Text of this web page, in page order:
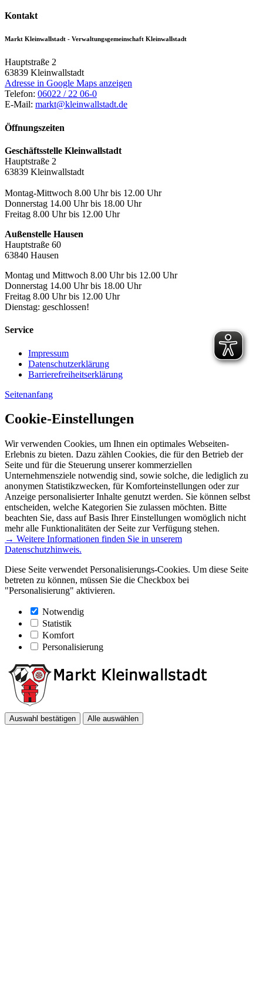
Kontakt
Markt Kleinwallstadt - Verwaltungsgemeinschaft Kleinwallstadt
Hauptstraße 2
63839 Kleinwallstadt
Adresse in Google Maps anzeigen
Telefon: 06022 / 22 06-0
E-Mail: markt@kleinwallstadt.de
Öffnungszeiten
Geschäftsstelle Kleinwallstadt
Hauptstraße 2
63839 Kleinwallstadt
Montag-Mittwoch 8.00 Uhr bis 12.00 Uhr
Donnerstag 14.00 Uhr bis 18.00 Uhr
Freitag 8.00 Uhr bis 12.00 Uhr
Außenstelle Hausen
Hauptstraße 60
63840 Hausen
Montag und Mittwoch 8.00 Uhr bis 12.00 Uhr
Donnerstag 14.00 Uhr bis 18.00 Uhr
Freitag 8.00 Uhr bis 12.00 Uhr
Dienstag: geschlossen!
Service
Impressum
Datenschutzerklärung
Barrierefreiheitserklärung
Seitenanfang
Cookie-Einstellungen
Wir verwenden Cookies, um Ihnen ein optimales Webseiten-
Erlebnis zu bieten. Dazu zählen Cookies, die für den Betrieb der
Seite und für die Steuerung unserer kommerziellen
Unternehmensziele notwendig sind, sowie solche, die lediglich zu
anonymen Statistikzwecken, für Komforteinstellungen oder zur
Anzeige personalisierter Inhalte genutzt werden. Sie können selbst
entscheiden, welche Kategorien Sie zulassen möchten. Bitte
beachten Sie, dass auf Basis Ihrer Einstellungen womöglich nicht
mehr alle Funktionalitäten der Seite zur Verfügung stehen.
→ Weitere Informationen finden Sie in unserem
Datenschutzhinweis.
Diese Seite verwendet Personalisierungs-Cookies. Um diese Seite
betreten zu können, müssen Sie die Checkbox bei
"Personalisierung" aktivieren.
Notwendig
Statistik
Komfort
Personalisierung
Auswahl bestätigen Alle auswählen